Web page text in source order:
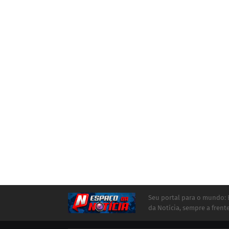
Seu portal para o mundo:
da Notícia, sempre a